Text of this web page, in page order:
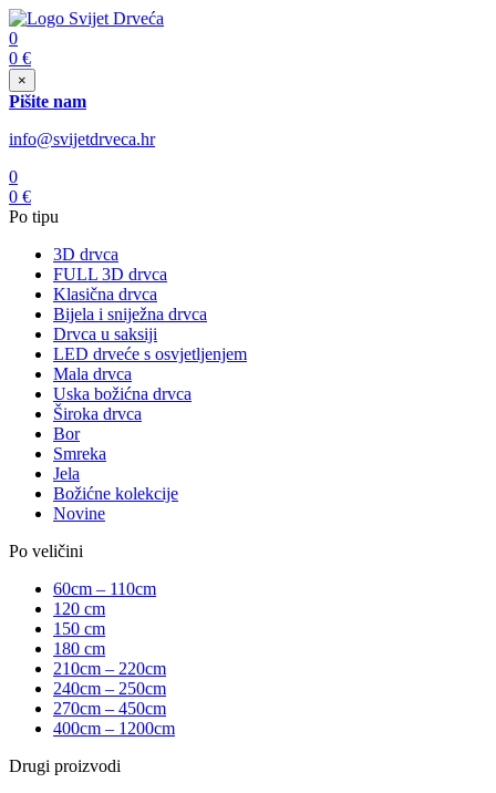
0
0 €
×
Pišite nam
info@svijetdrveca.hr
0
0 €
Po tipu
3D drvca
FULL 3D drvca
Klasična drvca
Bijela i sniježna drvca
Drvca u saksiji
LED drveće s osvjetljenjem
Mala drvca
Uska božićna drvca
Široka drvca
Bor
Smreka
Jela
Božićne kolekcije
Novine
Po veličini
60cm – 110cm
120 cm
150 cm
180 cm
210cm – 220cm
240cm – 250cm
270cm – 450cm
400cm – 1200cm
Drugi proizvodi